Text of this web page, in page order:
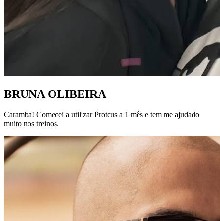
BRUNA OLIBEIRA
Caramba! Comecei a utilizar Proteus a 1 mês e tem me ajudado
muito nos treinos.